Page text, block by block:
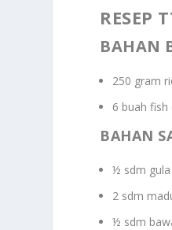
RESEP
BAHAN
250 gram
6 buah fish
BAHAN
½ sdm gula
2 sdm
½ sdm